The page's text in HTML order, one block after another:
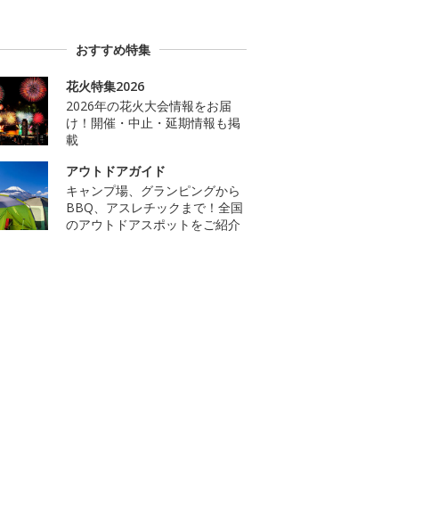
おすすめ特集
花火特集2026
2026年の花火大会情報をお届
け！開催・中止・延期情報も掲
載
アウトドアガイド
キャンプ場、グランピングから
BBQ、アスレチックまで！全国
のアウトドアスポットをご紹介